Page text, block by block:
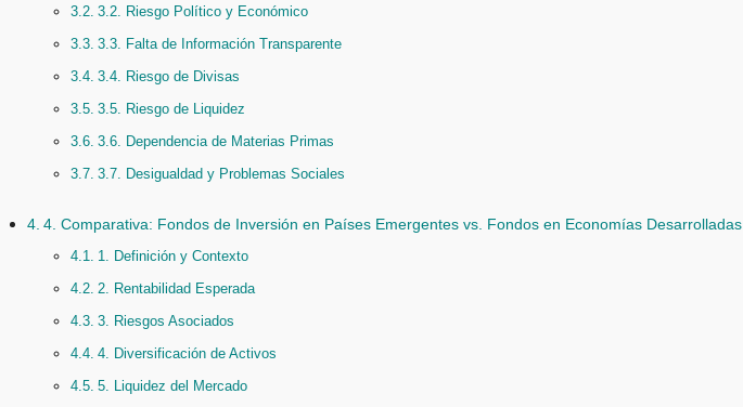
3.2. Riesgo Político y Económico
3.3. Falta de Información Transparente
3.4. Riesgo de Divisas
3.5. Riesgo de Liquidez
3.6. Dependencia de Materias Primas
3.7. Desigualdad y Problemas Sociales
4. Comparativa: Fondos de Inversión en Países Emergentes vs. Fondos en Economías Desarrolladas
1. Definición y Contexto
2. Rentabilidad Esperada
3. Riesgos Asociados
4. Diversificación de Activos
5. Liquidez del Mercado